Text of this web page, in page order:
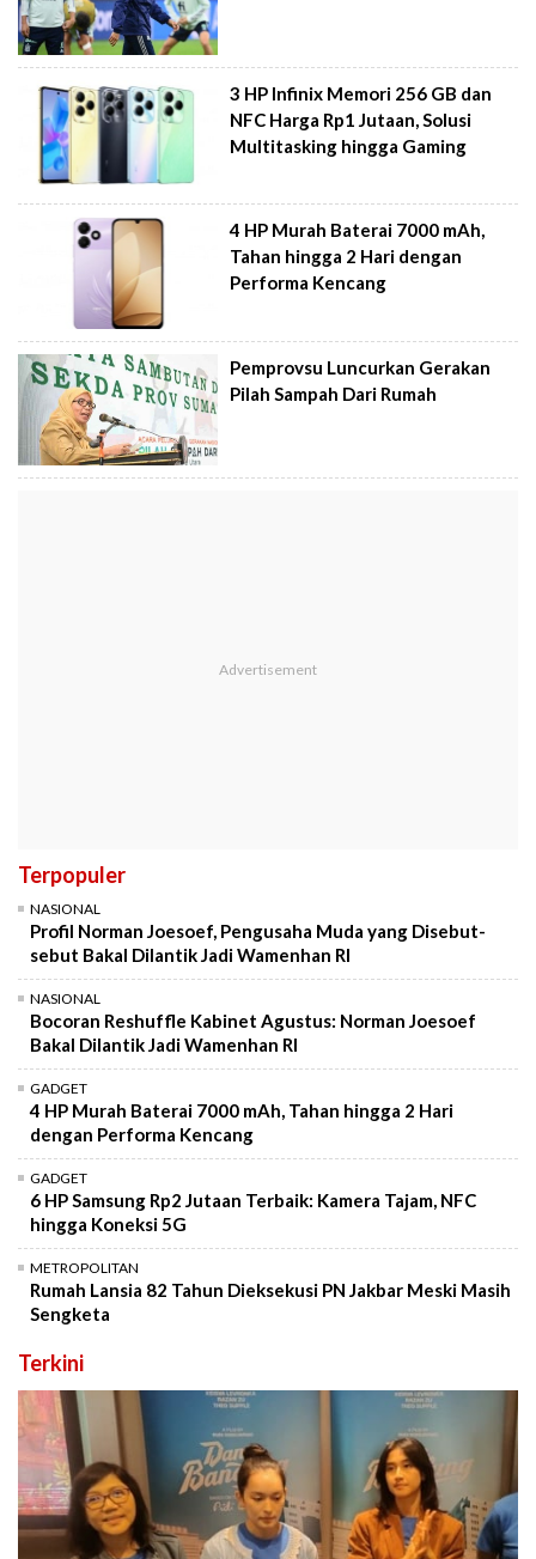
3 HP Infinix Memori 256 GB dan
NFC Harga Rp1 Jutaan, Solusi
Multitasking hingga Gaming
4 HP Murah Baterai 7000 mAh,
Tahan hingga 2 Hari dengan
Performa Kencang
Pemprovsu Luncurkan Gerakan
Pilah Sampah Dari Rumah
Terpopuler
NASIONAL
Profil Norman Joesoef, Pengusaha Muda yang Disebut-
sebut Bakal Dilantik Jadi Wamenhan RI
NASIONAL
Bocoran Reshuffle Kabinet Agustus: Norman Joesoef
Bakal Dilantik Jadi Wamenhan RI
GADGET
4 HP Murah Baterai 7000 mAh, Tahan hingga 2 Hari
dengan Performa Kencang
GADGET
6 HP Samsung Rp2 Jutaan Terbaik: Kamera Tajam, NFC
hingga Koneksi 5G
METROPOLITAN
Rumah Lansia 82 Tahun Dieksekusi PN Jakbar Meski Masih
Sengketa
Terkini